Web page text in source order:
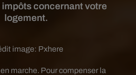
concernant votre
logement.
image: Pxhere
marche. Pour compenser la